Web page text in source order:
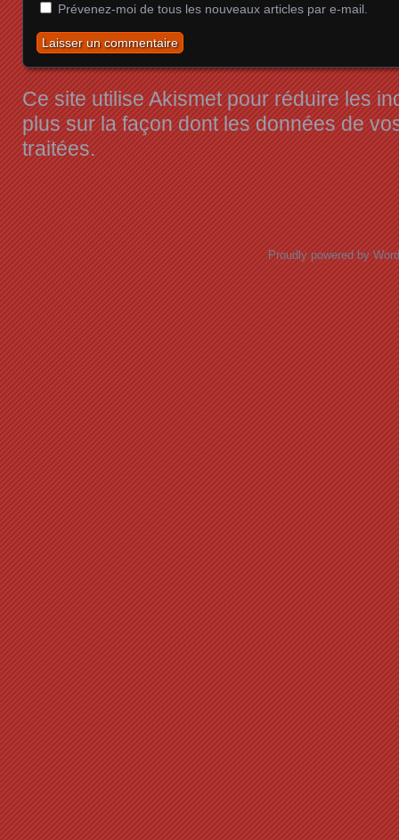
Prévenez-moi de tous les nouveaux articles par e-mail.
Ce site utilise Akismet pour réduire les
plus sur la façon dont les données de
traitées.
Proudly powered by